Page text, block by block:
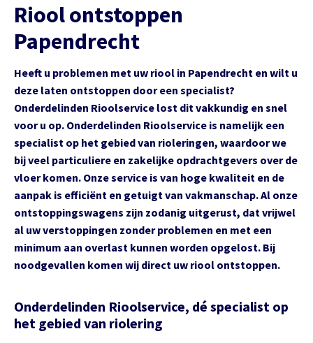
Riool ontstoppen
Papendrecht
Heeft u problemen met uw riool in Papendrecht en wilt u
deze laten ontstoppen door een specialist?
Onderdelinden Rioolservice lost dit vakkundig en snel
voor u op. Onderdelinden Rioolservice is namelijk een
specialist op het gebied van rioleringen, waardoor we
bij veel particuliere en zakelijke opdrachtgevers over de
vloer komen. Onze service is van hoge kwaliteit en de
aanpak is efficiënt en getuigt van vakmanschap. Al onze
ontstoppingswagens zijn zodanig uitgerust, dat vrijwel
al uw verstoppingen zonder problemen en met een
minimum aan overlast kunnen worden opgelost. Bij
noodgevallen komen wij direct uw riool ontstoppen.
Onderdelinden Rioolservice, dé specialist op
het gebied van riolering